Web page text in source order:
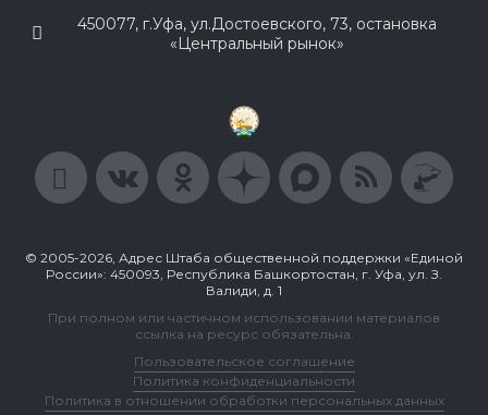
450077, г.Уфа, ул.Достоевского, 73, остановка
«Центральный рынок»
© 2005-2026, Адрес Штаба общественной поддержки «Единой
России»: 450093, Республика Башкортостан, г. Уфа, ул. З.
Валиди, д. 1
При полном или частичном использовании материалов
ссылка на ресурс обязательна.
Пользовательское соглашение
Политика конфиденциальности
Политика в отношении обработки персональных данных